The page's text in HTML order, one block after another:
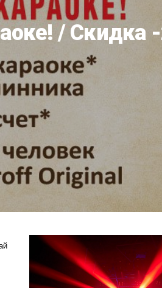
/ Скидка